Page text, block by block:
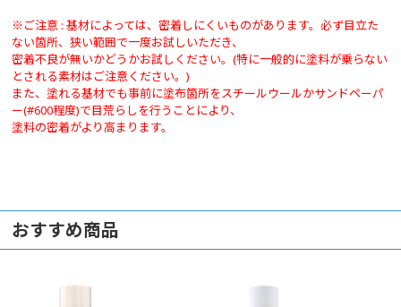
※ご注意 : 基材によっては、密着しにくいものがあります。必ず目立た
ない箇所、狭い範囲で一度お試しいただき、
密着不良が無いかどうかお試しください。(特に一般的に塗料が乗らない
とされる素材はご注意ください。)
また、塗れる基材でも事前に塗布箇所をスチールウールかサンドペーパ
ー(#600程度)で目荒らしを行うことにより、
塗料の密着がより高まります。
おすすめ商品